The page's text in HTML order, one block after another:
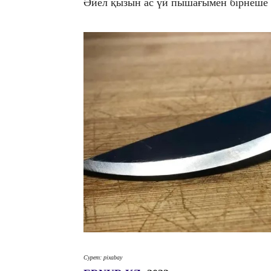
Әйел қызын ас үй пышағымен бірнеше
Сурет: pixabay